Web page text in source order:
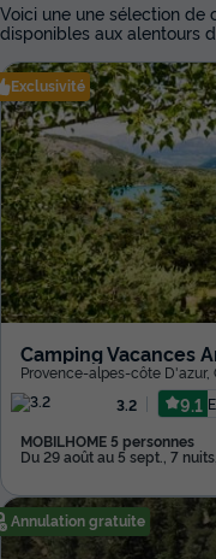
Voici une une sélection
disponibles aux alentours
Exclusivité
Provence-alpes-côte D'azur,
3.2
9.1
MOBILHOME 5 personnes
Du 29 août au 5 sept., 7
Annulation gratuite